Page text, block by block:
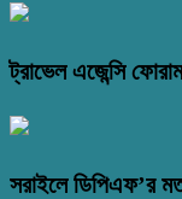
ট্রাভেল এজেন্সি
সরাইলে ডিপিএফ’র